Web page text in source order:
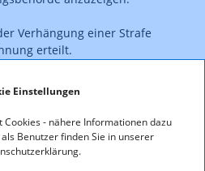
Einstellungen
Cookies - nähere Informationen dazu
Benutzer finden Sie in unserer
Verhängung einer Strafe
erteilt.